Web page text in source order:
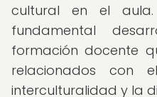
cultural en el
fundamental
formación docente
relacionados con
interculturalidad y la